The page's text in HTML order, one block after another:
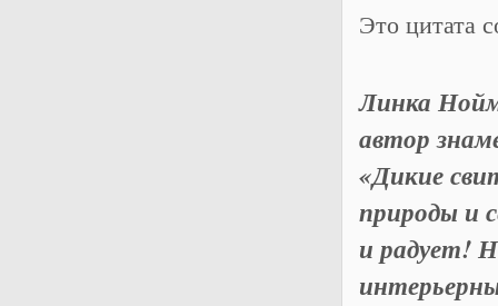
Это цитата
Линка
автор
«Дикие
природы и
и радует!